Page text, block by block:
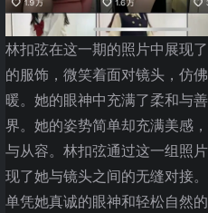
林扣弦在这一期的照片中展现
的服饰，微笑着面对镜头，仿
暖。她的眼神中充满了柔和与
界。她的姿势简单却充满美感
与从容。林扣弦通过这一组照
现了她与镜头之间的无缝对接
单凭她真诚的眼神和轻松自然